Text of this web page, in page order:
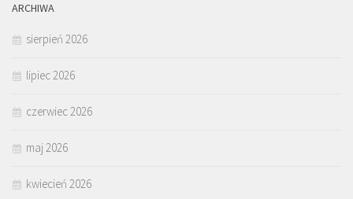
ARCHIWA
sierpień 2026
lipiec 2026
czerwiec 2026
maj 2026
kwiecień 2026